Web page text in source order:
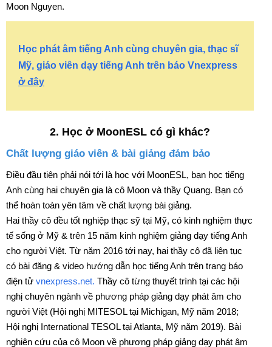
Moon Nguyen.
Học phát âm tiếng Anh cùng chuyên gia, thạc sĩ
Mỹ, giáo viên dạy tiếng Anh trên báo Vnexpress
ở đây
2. Học ở MoonESL có gì khác?
Chất lượng giáo viên & bài giảng đảm bảo
Điều đầu tiên phải nói tới là học với MoonESL, bạn học tiếng
Anh cùng hai chuyên gia là cô Moon và thầy Quang. Bạn có
thể hoàn toàn yên tâm về chất lượng bài giảng.
Hai thầy cô đều tốt nghiệp thạc sỹ tại Mỹ, có kinh nghiệm thực
tế sống ở Mỹ & trên 15 năm kinh nghiệm giảng dạy tiếng Anh
cho người Việt. Từ năm 2016 tới nay, hai thầy cô đã liên tục
có bài đăng & video hướng dẫn học tiếng Anh trên trang báo
điện tử vnexpress.net. Thầy cô từng thuyết trình tại các hội
nghị chuyên ngành về phương pháp giảng dạy phát âm cho
người Việt (Hội nghị MITESOL tại Michigan, Mỹ năm 2018;
Hội nghị International TESOL tại Atlanta, Mỹ năm 2019). Bài
nghiên cứu của cô Moon về phương pháp giảng dạy phát âm